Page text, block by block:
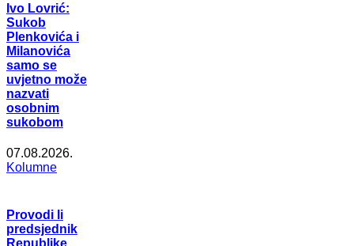
Ivo Lovrić:
Sukob
Plenkovića i
Milanovića
samo se
uvjetno može
nazvati
osobnim
sukobom
07.08.2026.
Kolumne
Provodi li
predsjednik